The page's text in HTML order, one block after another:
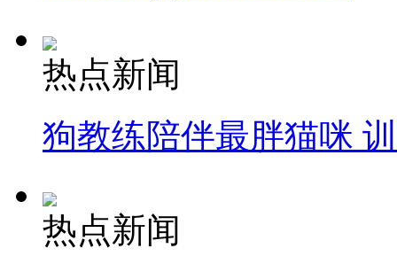
热点新闻
狗教练陪伴最胖猫咪
热点新闻